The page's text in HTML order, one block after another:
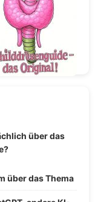
über das
über das Thema